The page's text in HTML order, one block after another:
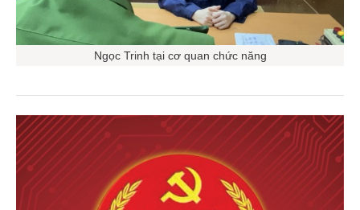
Ngọc Trinh tại cơ quan chức năng